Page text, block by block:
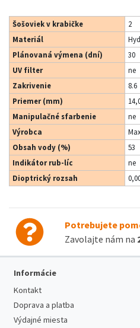
Šošoviek v krabičke
2
Materiál
Plánovaná výmena (dní)
30
UV filter
ne
Zakrivenie
8.6
Priemer (mm)
Manipulačné sfarbenie
ne
Výrobca
Obsah vody (%)
53
Indikátor rub-líc
ne
Dioptrický rozsah
Potrebujete
Zavolajte nám na
Informácie
Kontakt
Doprava a platba
Výdajné miesta